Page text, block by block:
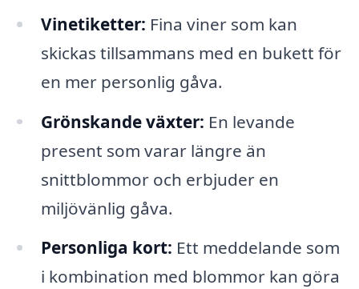
Vinetiketter: Fina viner som kan
skickas tillsammans med en bukett för
en mer personlig gåva.
Grönskande växter: En levande
present som varar längre än
snittblommor och erbjuder en
miljövänlig gåva.
Personliga kort: Ett meddelande som
i kombination med blommor kan göra